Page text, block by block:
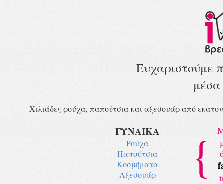
Ευχαριστούμε
Χιλιάδες ρούχα, παπούτσια και αξεσουάρ από
ΓΥΝΑΙΚΑ
Ρούχα
Παπούτσια
Κοσμήματα
Αξεσουάρ
{